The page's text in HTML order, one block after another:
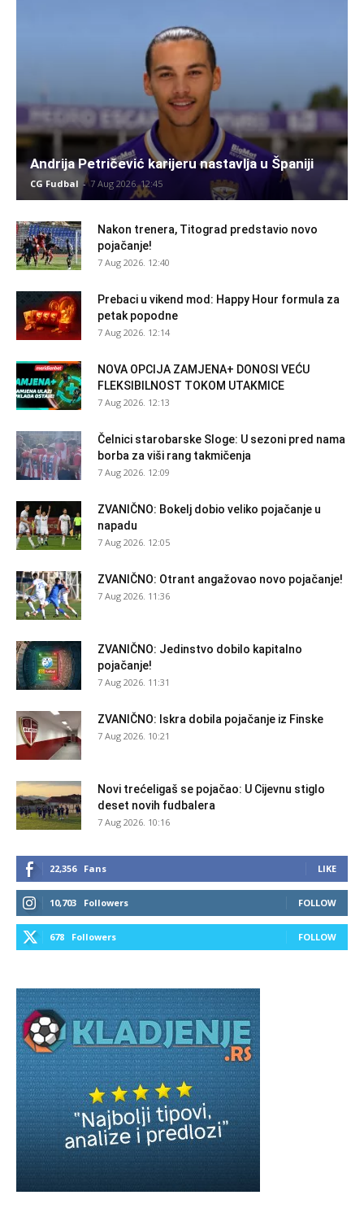
Andrija Petričević karijeru nastavlja u Španiji
CG Fudbal - 7 Aug 2026. 12:45
Nakon trenera, Titograd predstavio novo
pojačanje!
7 Aug 2026. 12:40
Prebaci u vikend mod: Happy Hour formula za
petak popodne
7 Aug 2026. 12:14
NOVA OPCIJA ZAMJENA+ DONOSI VEĆU
FLEKSIBILNOST TOKOM UTAKMICE
7 Aug 2026. 12:13
Čelnici starobarske Sloge: U sezoni pred nama
borba za viši rang takmičenja
7 Aug 2026. 12:09
ZVANIČNO: Bokelj dobio veliko pojačanje u
napadu
7 Aug 2026. 12:05
ZVANIČNO: Otrant angažovao novo pojačanje!
7 Aug 2026. 11:36
ZVANIČNO: Jedinstvo dobilo kapitalno
pojačanje!
7 Aug 2026. 11:31
ZVANIČNO: Iskra dobila pojačanje iz Finske
7 Aug 2026. 10:21
Novi trećeligaš se pojačao: U Cijevnu stiglo
deset novih fudbalera
7 Aug 2026. 10:16
22,356 Fans LIKE
10,703 Followers FOLLOW
678 Followers FOLLOW